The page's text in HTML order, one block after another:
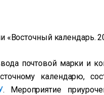
«Восточный календарь.
почтовой марки и
календарю,
. Мероприятие